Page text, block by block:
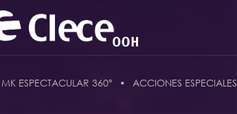
MK ESPECTACULAR 360º ACCIONES ESPECIALES